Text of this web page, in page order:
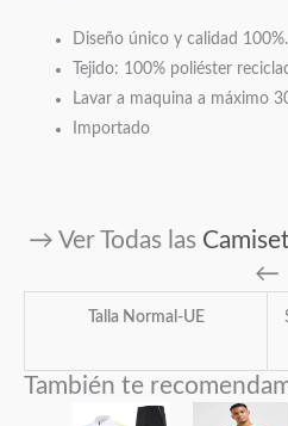
Diseño único y calidad 100%.
Tejido: 100% poliéster
Lavar a maquina a máximo
Importado
→ Ver Todas las
←
Talla Normal-UE
También te
Este
Este